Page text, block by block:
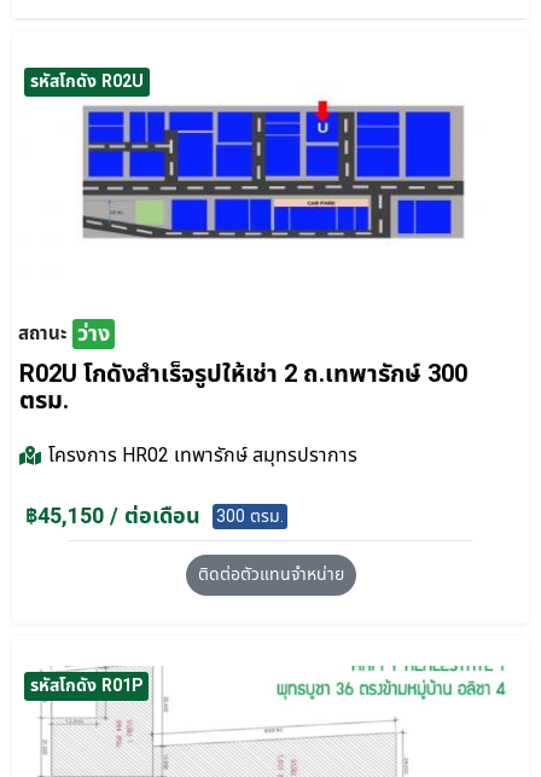
รหัสโกดัง R02U
สถานะ ว่าง
R02U โกดังสำเร็จรูปให้เช่า 2 ถ.เทพารักษ์ 300
ตรม.
โครงการ HR02 เทพารักษ์ สมุทรปราการ
฿45,150 / ต่อเดือน 300 ตรม.
ติดต่อตัวแทนจำหน่าย
รหัสโกดัง R01P